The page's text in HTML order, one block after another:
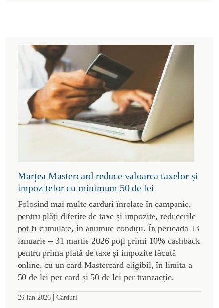
Marțea Mastercard reduce valoarea taxelor și
impozitelor cu minimum 50 de lei
Folosind mai multe carduri înrolate în campanie,
pentru plăți diferite de taxe și impozite, reducerile
pot fi cumulate, în anumite condiții. În perioada 13
ianuarie – 31 martie 2026 poți primi 10% cashback
pentru prima plată de taxe și impozite făcută
online, cu un card Mastercard eligibil, în limita a
50 de lei per card și 50 de lei per tranzacție.
26 Ian 2026 | Carduri